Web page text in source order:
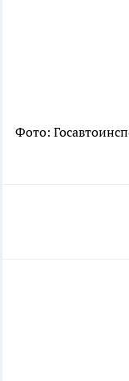
Фото: